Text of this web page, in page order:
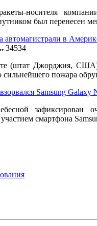
носителя
был перенесен
автомагистрали в
34534
(штат Джорджия, США)
сильнейшего пожара
Samsung Galaxy
зафиксирован
смартфона